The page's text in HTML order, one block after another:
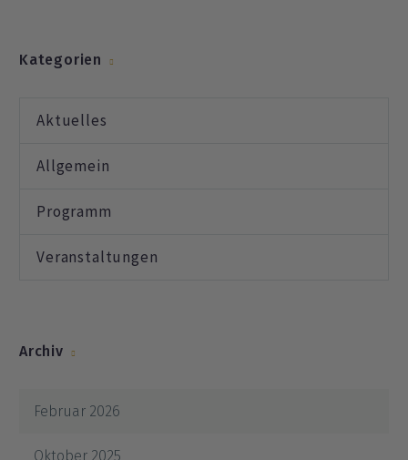
Kategorien
Aktuelles
Allgemein
Programm
Veranstaltungen
Archiv
Februar 2026
Oktober 2025